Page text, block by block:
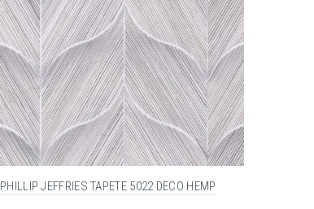
PHILLIP JEFFRIES TAPETE 5022 DECO HEMP